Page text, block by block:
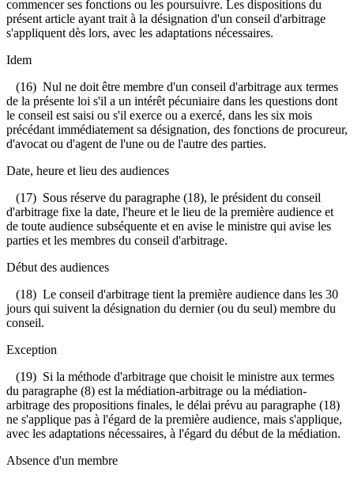
commencer ses fonctions ou les poursuivre. Les dispositions du
présent article ayant trait à la désignation d'un conseil d'arbitrage
s'appliquent dès lors, avec les adaptations nécessaires.
Idem
(16) Nul ne doit être membre d'un conseil d'arbitrage aux termes
de la présente loi s'il a un intérêt pécuniaire dans les questions dont
le conseil est saisi ou s'il exerce ou a exercé, dans les six mois
précédant immédiatement sa désignation, des fonctions de procureur,
d'avocat ou d'agent de l'une ou de l'autre des parties.
Date, heure et lieu des audiences
(17) Sous réserve du paragraphe (18), le président du conseil
d'arbitrage fixe la date, l'heure et le lieu de la première audience et
de toute audience subséquente et en avise le ministre qui avise les
parties et les membres du conseil d'arbitrage.
Début des audiences
(18) Le conseil d'arbitrage tient la première audience dans les 30
jours qui suivent la désignation du dernier (ou du seul) membre du
conseil.
Exception
(19) Si la méthode d'arbitrage que choisit le ministre aux termes
du paragraphe (8) est la médiation-arbitrage ou la médiation-
arbitrage des propositions finales, le délai prévu au paragraphe (18)
ne s'applique pas à l'égard de la première audience, mais s'applique,
avec les adaptations nécessaires, à l'égard du début de la médiation.
Absence d'un membre